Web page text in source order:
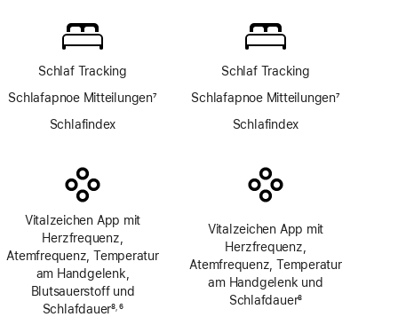
Schlaf Tracking
Schlafapnoe Mitteilungen7
Schlafindex
Vitalzeichen App mit
Herzfrequenz,
Atemfrequenz, Temperatur
am Handgelenk,
Blutsauerstoff und
Schlafdauer8, 6
Schlaf Tracking
Schlafapnoe Mitteilungen7
Schlafindex
Vitalzeichen App mit
Herzfrequenz,
Atemfrequenz, Temperatur
am Handgelenk und
Schlafdauer8